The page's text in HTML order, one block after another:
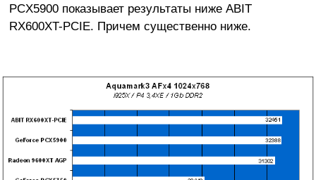
PCX5900 показывает результаты ниже ABIT
RX600XT-PCIE. Причем существенно ниже.